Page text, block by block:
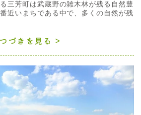
三芳町は武蔵野の雑木林が残る自然豊
近いまちである中で、多くの自然が残
つづきを見る